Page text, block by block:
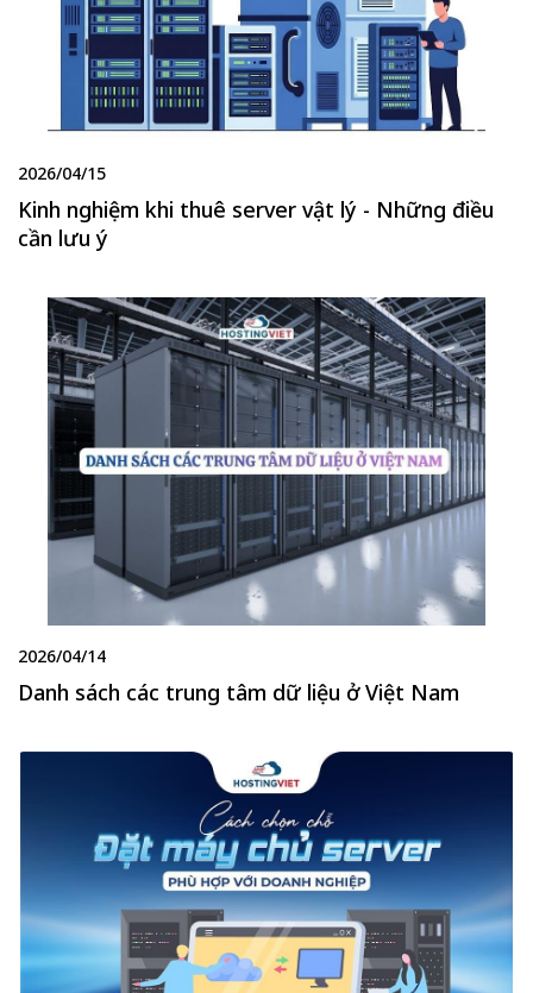
2026/04/15
Kinh nghiệm khi thuê server vật lý - Những điều
cần lưu ý
2026/04/14
Danh sách các trung tâm dữ liệu ở Việt Nam